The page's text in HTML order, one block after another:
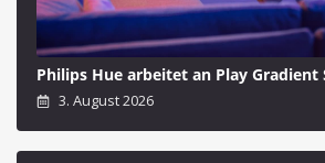
Philips Hue arbeitet an Play Gradient
3. August 2026